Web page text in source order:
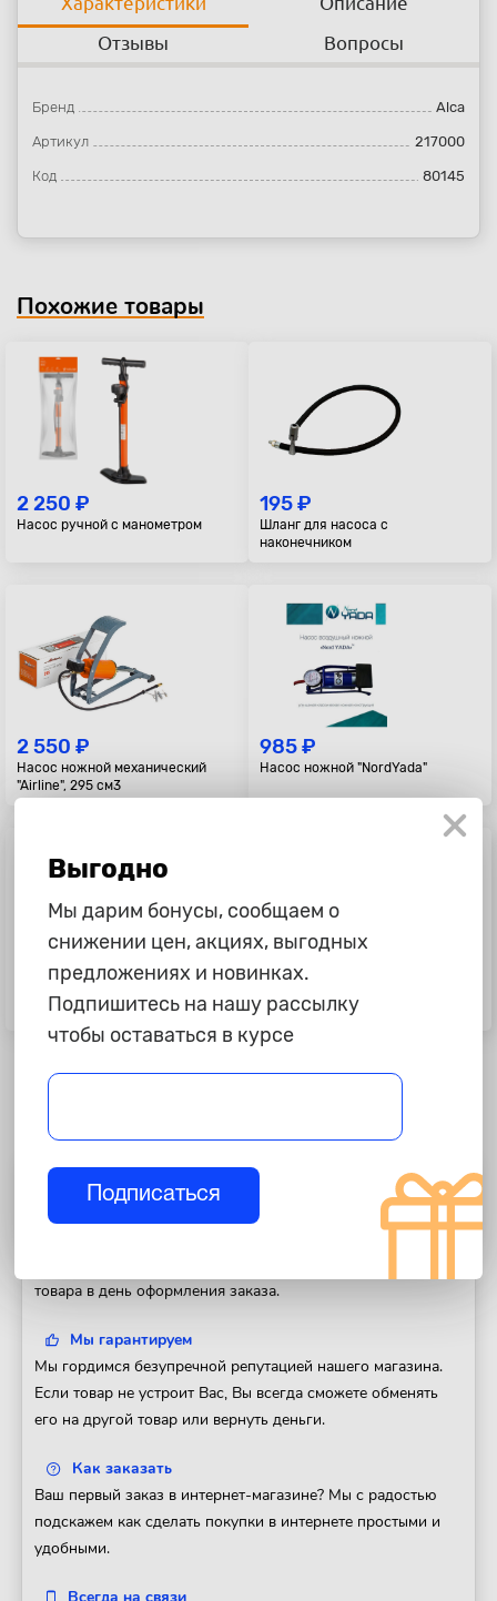
Отзывы
Вопросы
Бренд Alca
Артикул 217000
Код 80145
Похожие товары
2 250 ₽
Насос ручной с манометром
195 ₽
Шланг для насоса с
наконечником
2 550 ₽
Насос ножной механический
"Airline", 295 см3
985 ₽
Насос ножной "NordYada"
1 785 ₽
Насос ножной "Alca" Насос ножной "Heyner"
Полезная информация
товара в день оформления заказа.
Мы гарантируем
Мы гордимся безупречной репутацией нашего магазина.
Если товар не устроит Вас, Вы всегда сможете обменять
его на другой товар или вернуть деньги.
Как заказать
Ваш первый заказ в интернет-магазине? Мы с радостью
подскажем как сделать покупки в интернете простыми и
удобными.
Выгодно
Мы дарим бонусы, сообщаем о
снижении цен, акциях, выгодных
предложениях и новинках.
Подпишитесь на нашу рассылку
чтобы оставаться в курсе
Подписаться